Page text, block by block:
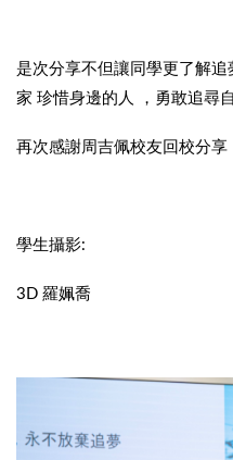
是次分享不但讓同學更了解
家 珍惜身邊的人 ，勇敢追尋
再次感謝周吉佩校友回校分享
學生攝影:
3D 羅姵喬